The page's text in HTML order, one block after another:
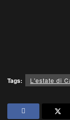
Tags: L'estate di